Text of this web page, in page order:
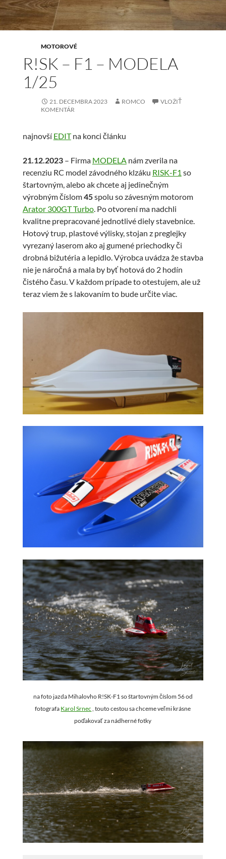
MOTOROVÉ
R!SK – F1 – MODELA
1/25
21. DECEMBRA 2023 ROMCO
VLOŽIŤ
KOMENTÁR
najnovší EDITna konci článku
21.12.2023– Firma MODELAnám zverila na
recenziu RC model závodného klzáku RISK-F1 so
štartovným, alebo ak chcete aj jedinečným
výrobným číslom45spolu so závesným motorom
Arator 300GT Turbo. Po otvorení ma nadchli
kvalitne prepracované jednotlivé diely stavebnice.
Hotový trup, plastové výlisky, stojan z preglejky
vyrezaný laserom ako aj gumené priechodky či
drobná bižutéria a lepidlo. Výrobca uvádza že stavba
nie je náročná a mala by byť hotová do 2 hodín
čistého času. V každom prípade to otestujem, ale už
teraz viem že s lakovaním to bude určite viac.
na foto jazda Mihalovho R!SK-F1 so štartovným číslom 56 od
fotografa Karol Srnec , touto cestou sa chceme veľmi krásne
poďakovať za nádherné fotky